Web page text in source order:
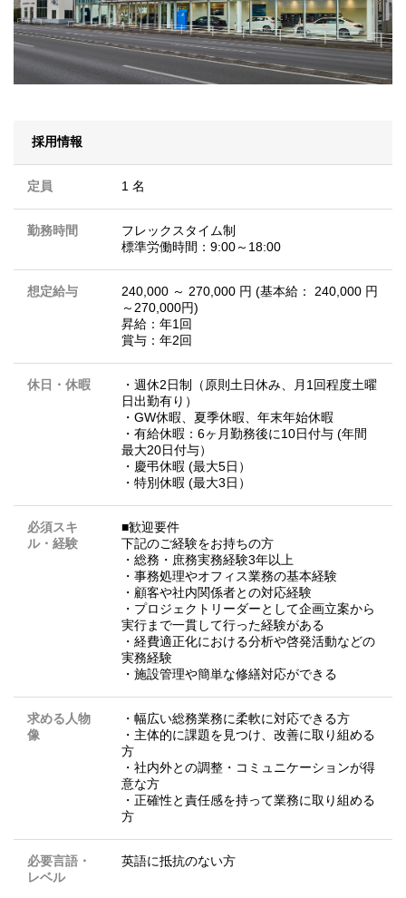
採用情報
定員 1 名
勤務時間
フレックスタイム制
標準労働時間：9:00～18:00
想定給与
240,000 ～ 270,000 円 (基本給： 240,000 円
～270,000円)
昇給：年1回
賞与：年2回
休日・休暇
・週休2日制（原則土日休み、月1回程度土曜
日出勤有り）
・GW休暇、夏季休暇、年末年始休暇
・有給休暇：6ヶ月勤務後に10日付与 (年間
最大20日付与）
・慶弔休暇 (最大5日）
・特別休暇 (最大3日）
必須スキ
ル・経験
■歓迎要件
下記のご経験をお持ちの方
・総務・庶務実務経験3年以上
・事務処理やオフィス業務の基本経験
・顧客や社内関係者との対応経験
・プロジェクトリーダーとして企画立案から
実行まで一貫して行った経験がある
・経費適正化における分析や啓発活動などの
実務経験
・施設管理や簡単な修繕対応ができる
求める人物
像
・幅広い総務業務に柔軟に対応できる方
・主体的に課題を見つけ、改善に取り組める
方
・社内外との調整・コミュニケーションが得
意な方
・正確性と責任感を持って業務に取り組める
方
必要言語・
レベル
英語に抵抗のない方